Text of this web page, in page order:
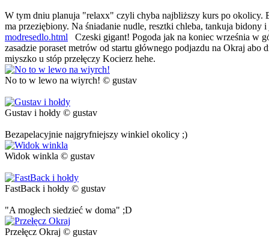
W tym dniu planuja "relaxx" czyli chyba najbliższy kurs po okolicy.
ma przeziębiony. Na śniadanie nudle, resztki chleba, tankuja bidony
modresedlo.html Czeski gigant! Pogoda jak na koniec września w
zasadzie poraset metrów od startu głównego podjazdu na Okraj
miyszko u stóp przełęczy Kocierz hehe.
No to w lewo na wiyrch! © gustav
Gustav i hołdy © gustav
Bezapelacyjnie najgryfniejszy winkiel okolicy ;)
Widok winkla © gustav
FastBack i hołdy © gustav
"A mogłech siedzieć w doma" ;D
Przełęcz Okraj © gustav